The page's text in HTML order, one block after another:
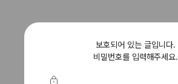
보호되어 있는 글입니다.
비밀번호를 입력해주세요.